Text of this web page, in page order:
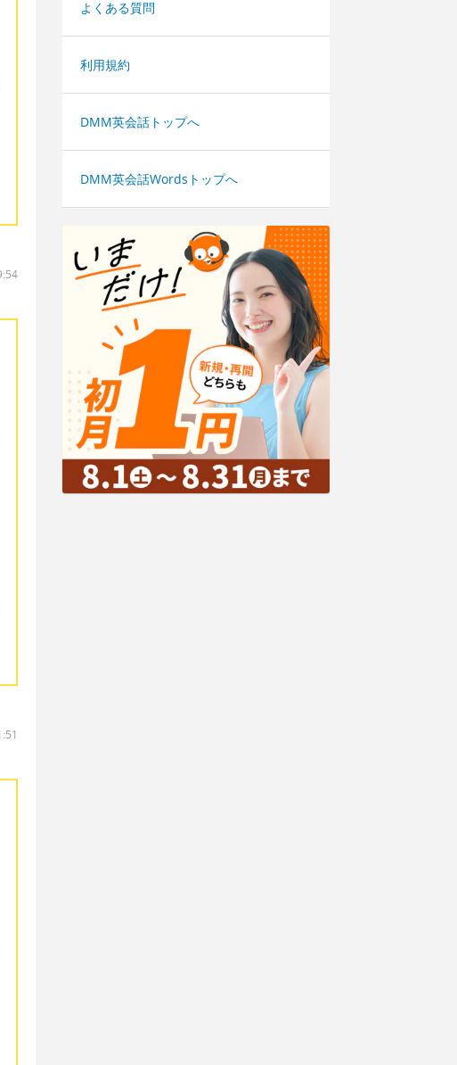
よくある質問
利用規約
DMM英会話トップへ
DMM英会話Wordsトップへ